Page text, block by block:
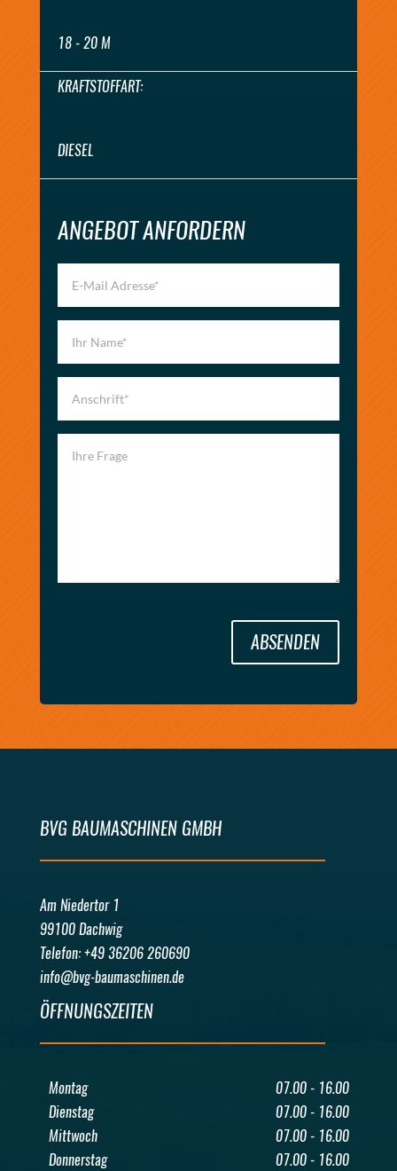
18 - 20 M
KRAFTSTOFFART:
DIESEL
ANGEBOT ANFORDERN
ABSENDEN
BVG BAUMASCHINEN GMBH
Am Niedertor 1
99100 Dachwig
Telefon: +49 36206 260690
info@bvg-baumaschinen.de
ÖFFNUNGSZEITEN
Montag
07.00 - 16.00
Dienstag
07.00 - 16.00
Mittwoch
07.00 - 16.00
Donnerstag
07.00 - 16.00